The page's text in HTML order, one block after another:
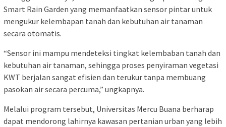
Smart Rain Garden yang memanfaatkan sensor pintar untuk
mengukur kelembapan tanah dan kebutuhan air tanaman
secara otomatis.
“Sensor ini mampu mendeteksi tingkat kelembaban tanah dan
kebutuhan air tanaman, sehingga proses penyiraman vegetasi
KWT berjalan sangat efisien dan terukur tanpa membuang
pasokan air secara percuma,” ungkapnya.
Melalui program tersebut, Universitas Mercu Buana berharap
dapat mendorong lahirnya kawasan pertanian urban yang lebih